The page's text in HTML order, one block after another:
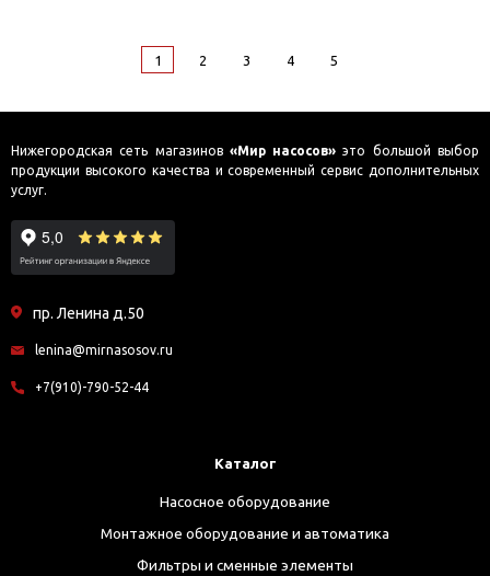
1 2 3 4 5
Нижегородская сеть магазинов «Мир насосов» это большой выбор
продукции высокого качества и современный сервис дополнительных
услуг.
пр. Ленина д.50
lenina@mirnasosov.ru
+7(910)-790-52-44
Каталог
Насосное оборудование
Монтажное оборудование и автоматика
Фильтры и сменные элементы